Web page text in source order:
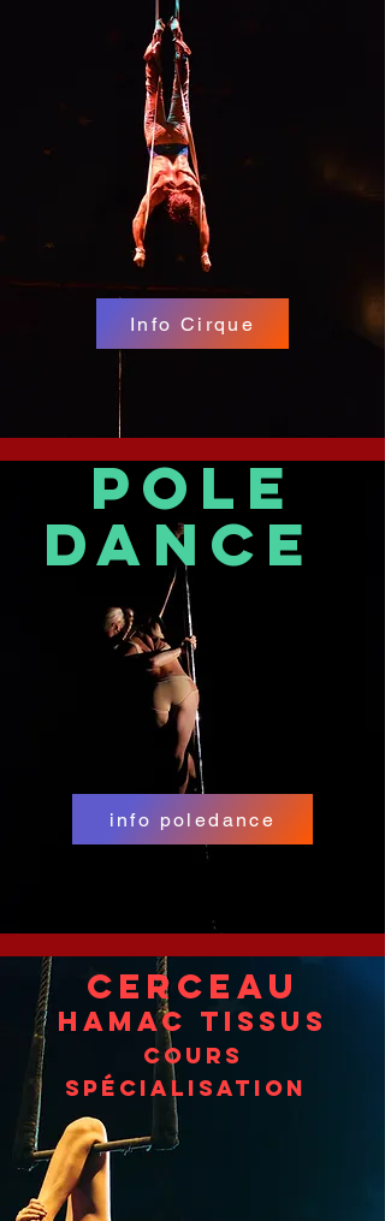
Info Cirque
Pole
dance
info poledance
Cerceau
Hamac tissus
Cours
spécialisation